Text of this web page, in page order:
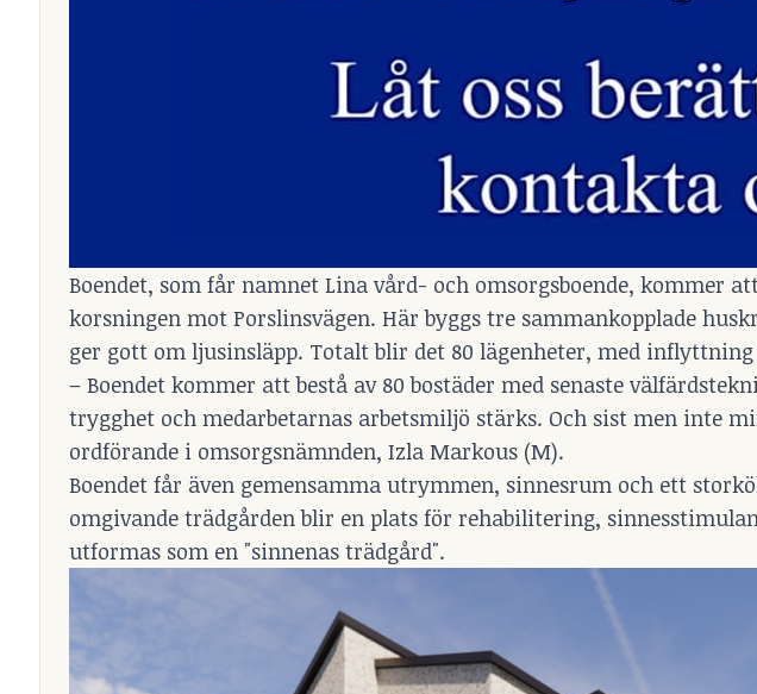
Boendet, som får namnet Lina vård- och omsorgsboende, kommer
korsningen mot Porslinsvägen. Här byggs tre sammankopplade
ger gott om ljusinsläpp. Totalt blir det 80 lägenheter, med
– Boendet kommer att bestå av 80 bostäder med senaste
trygghet och medarbetarnas arbetsmiljö stärks. Och sist men inte
ordförande i omsorgsnämnden, Izla Markous (M).
Boendet får även gemensamma utrymmen, sinnesrum och ett
omgivande trädgården blir en plats för rehabilitering,
utformas som en "sinnenas trädgård".